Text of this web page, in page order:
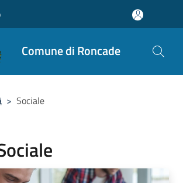
Comune di Roncade
> Sociale